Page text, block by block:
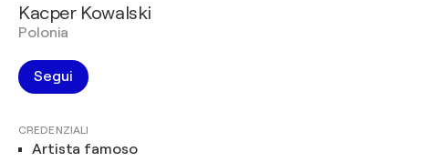
Kacper Kowalski
Polonia
Segui
CREDENZIALI
Artista famoso